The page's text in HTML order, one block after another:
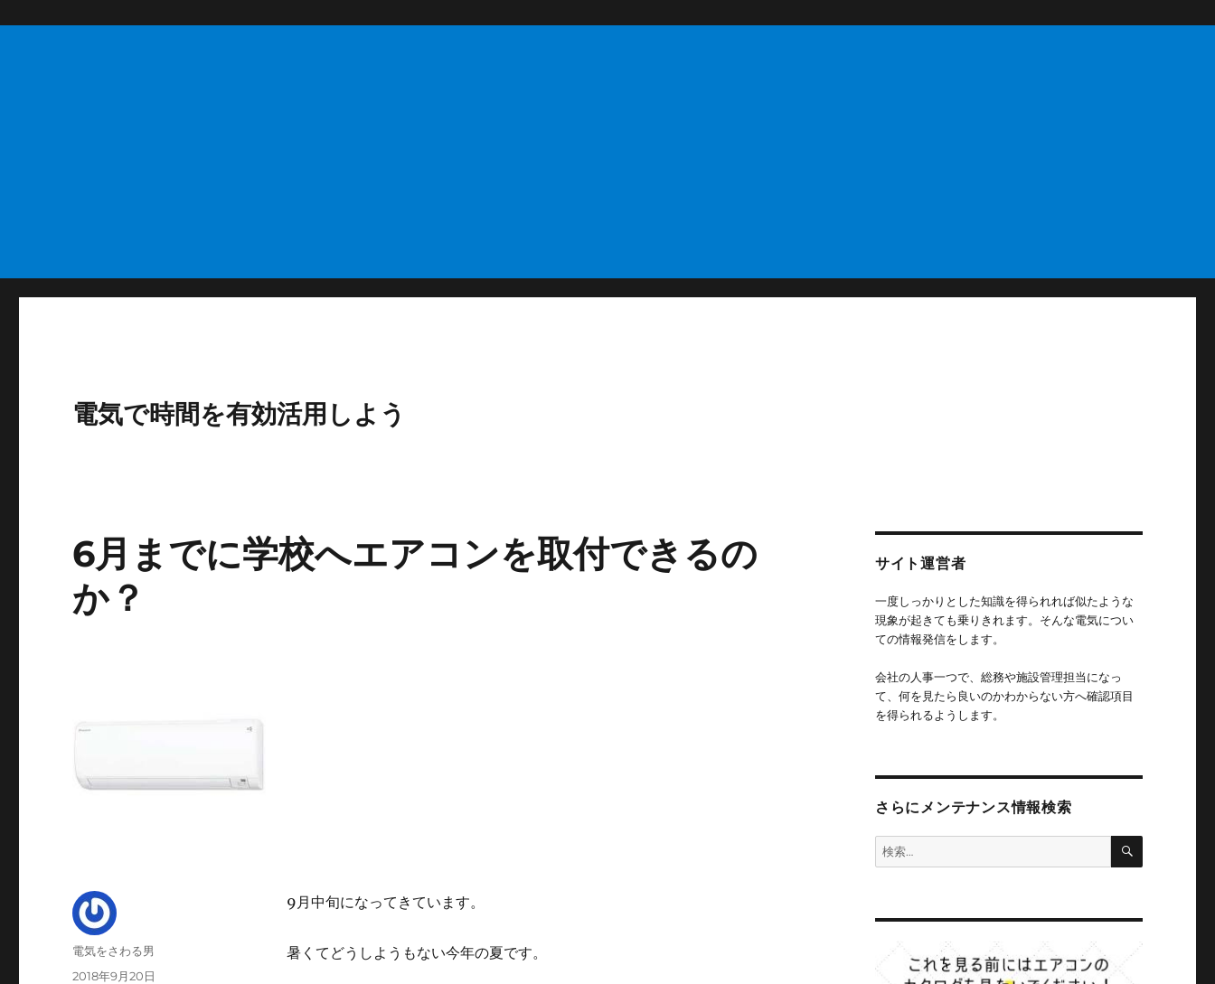
電気で時間を有効活用しよう
6月までに学校へエアコンを取付できるの
か？
9月中旬になってきています。
暑くてどうしようもない今年の夏です。
投
電気をさわる男
投
2018年9月20日
サイト運営者
一度しっかりとした知識を得られれば似たような
現象が起きても乗りきれます。そんな電気につい
ての情報発信をします。
会社の人事一つで、総務や施設管理担当になっ
て、何を見たら良いのかわからない方へ確認項目
を得られるようします。
さらにメンテナンス情報検索
検
索:
検